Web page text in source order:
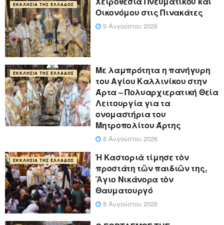
ΕΚΚΛΗΣΊΑ ΤΗΣ ΕΛΛΆΔΟΣ
Οικονόμου στις Πινακάτες
9 Αυγούστου 2026
ΕΚΚΛΗΣΊΑ ΤΗΣ ΕΛΛΆΔΟΣ
Με λαμπρότητα η πανήγυρη
του Αγίου Καλλινίκου στην
Άρτα – Πολυαρχιερατική Θεία
Λειτουργία για τα
ονομαστήρια του
Μητροπολίτου Άρτης
8 Αυγούστου 2026
ΕΚΚΛΗΣΊΑ ΤΗΣ ΕΛΛΆΔΟΣ
Ἡ Καστοριὰ τίμησε τὸν
προστάτη τῶν παιδιῶν της,
Ἅγιο Νικάνορα τὸν
Θαυματουργό
8 Αυγούστου 2026